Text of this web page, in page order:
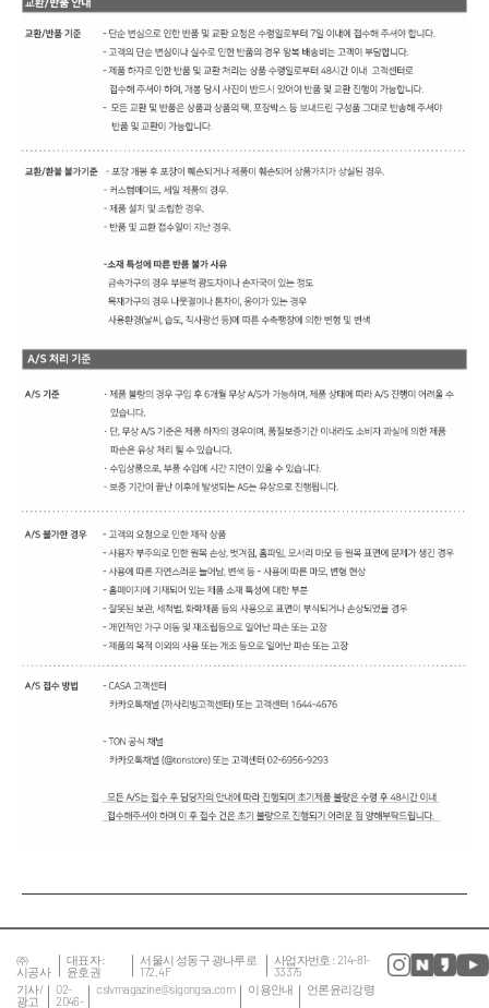
㈜
시공사
대표자 :
윤호권
서울시 성동구 광나루로
172, 4F
사업자번호 : 214-81-
33375
기사/
광고
02-
2046-
cslvmagazine@sigongsa.com 이용안내 언론윤리강령